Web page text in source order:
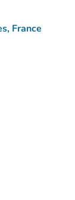
France
Maps)